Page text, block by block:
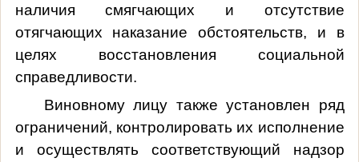
наличия смягчающих и отсутствие
отягчающих наказание обстоятельств, и в
целях восстановления социальной
справедливости.
Виновному лицу также установлен ряд
ограничений, контролировать их исполнение
и осуществлять соответствующий надзор